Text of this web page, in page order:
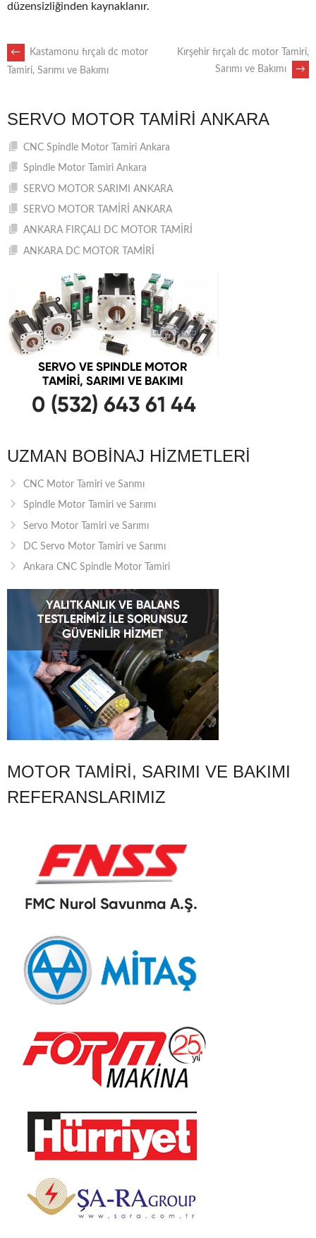
düzensizliğinden kaynaklanır.
POST
←
Kastamonu fırçalı dc motor
Tamiri, Sarımı ve Bakımı
Kırşehir fırçalı dc motor Tamiri,
Sarımı ve Bakımı
→
SERVO MOTOR TAMIRI ANKARA
CNC Spindle Motor Tamiri Ankara
Spindle Motor Tamiri Ankara
SERVO MOTOR SARIMI ANKARA
SERVO MOTOR TAMİRİ ANKARA
ANKARA FIRÇALI DC MOTOR TAMİRİ
ANKARA DC MOTOR TAMİRİ
UZMAN BOBINAJ HIZMETLERI
CNC Motor Tamiri ve Sarımı
Spindle Motor Tamiri ve Sarımı
Servo Motor Tamiri ve Sarımı
DC Servo Motor Tamiri ve Sarımı
Ankara CNC Spindle Motor Tamiri
MOTOR TAMIRI, SARIMI VE BAKIMI
REFERANSLARIMIZ